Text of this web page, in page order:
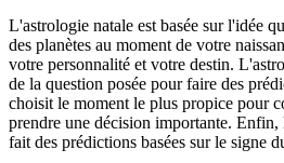
L'astrologie natale est basée sur l'idée
des planètes au moment de votre
votre personnalité et votre destin.
de la question posée pour faire des
choisit le moment le plus propice pour
prendre une décision importante.
fait des prédictions basées sur le signe